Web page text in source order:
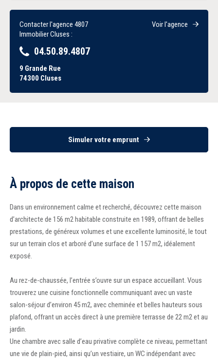
Contacter l'agence 4807
Immobilier Cluses :
Voir l'agence
04.50.89.4807
9 Grande Rue
74300 Cluses
Simuler votre emprunt
À propos de cette maison
Dans un environnement calme et recherché, découvrez cette maison
d’architecte de 156 m2 habitable construite en 1989, offrant de belles
prestations, de généreux volumes et une excellente luminosité, le tout
sur un terrain clos et arboré d’une surface de 1 157 m2, idéalement
exposé.
Au rez-de-chaussée, l’entrée s’ouvre sur un espace accueillant. Vous
trouverez une cuisine fonctionnelle communiquant avec un vaste
salon-séjour d’environ 45 m2, avec cheminée et belles hauteurs sous
plafond, offrant un accès direct à une première terrasse de 22 m2 et au
jardin.
Une chambre avec salle d’eau privative complète ce niveau, permettant
une vie de plain-pied, ainsi qu’un vestiaire, un WC indépendant avec